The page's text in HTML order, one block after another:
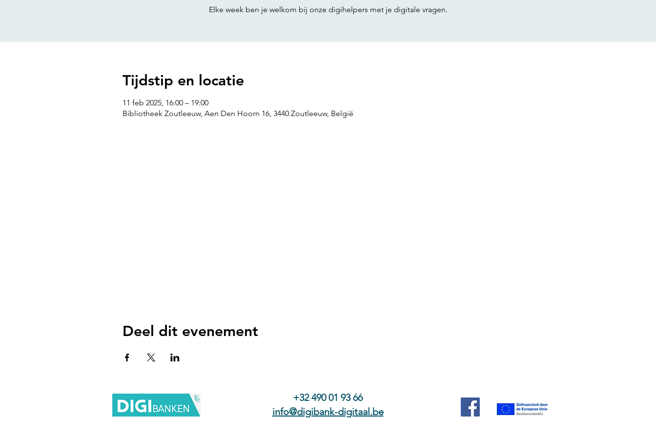
Tijdstip en locatie
11 feb 2025, 16:00 – 19:00
Bibliotheek Zoutleeuw, Aen Den Hoorn 16, 3440 Zoutleeuw, België
Deel dit evenement
+32 490 01 93 66
info@digibank-digitaal.be